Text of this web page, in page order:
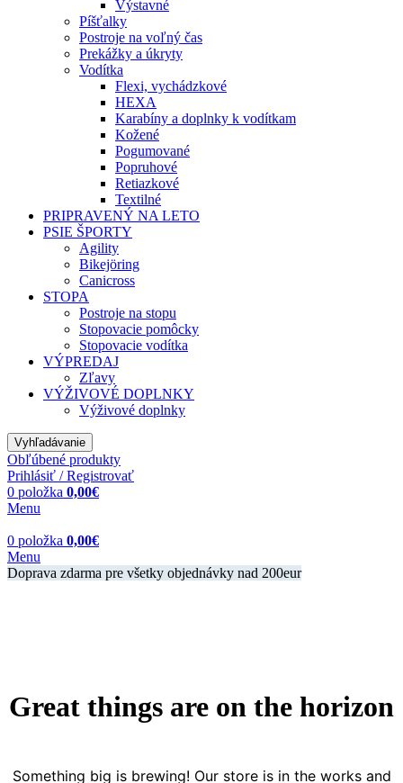
Výstavné
Píšťalky
Postroje na voľný čas
Prekážky a úkryty
Vodítka
Flexi, vychádzkové
HEXA
Karabíny a doplnky k vodítkam
Kožené
Pogumované
Popruhové
Retiazkové
Textilné
PRIPRAVENÝ NA LETO
PSIE ŠPORTY
Agility
Bikejöring
Canicross
STOPA
Postroje na stopu
Stopovacie pomôcky
Stopovacie vodítka
VÝPREDAJ
Zľavy
VÝŽIVOVÉ DOPLNKY
Výživové doplnky
Vyhľadávanie
Obľúbené produkty
Prihlásiť / Registrovať
0 položka 0,00€
Menu
0 položka 0,00€
Menu
Doprava zdarma pre všetky objednávky nad 200eur
Great things are on the horizon
Something big is brewing! Our store is in the works and